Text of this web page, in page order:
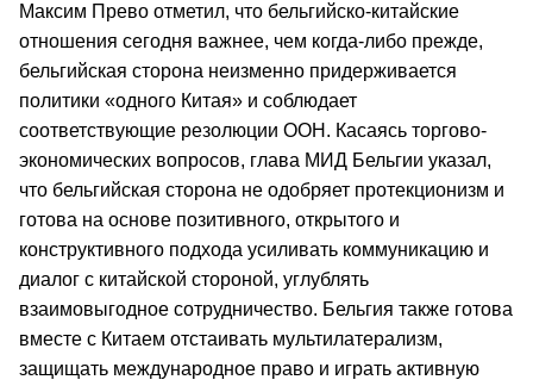
Максим Прево отметил, что бельгийско-китайские
отношения сегодня важнее, чем когда-либо прежде,
бельгийская сторона неизменно придерживается
политики «одного Китая» и соблюдает
соответствующие резолюции ООН. Касаясь торгово-
экономических вопросов, глава МИД Бельгии указал,
что бельгийская сторона не одобряет протекционизм и
готова на основе позитивного, открытого и
конструктивного подхода усиливать коммуникацию и
диалог с китайской стороной, углублять
взаимовыгодное сотрудничество. Бельгия также готова
вместе с Китаем отстаивать мультилатерализм,
защищать международное право и играть активную